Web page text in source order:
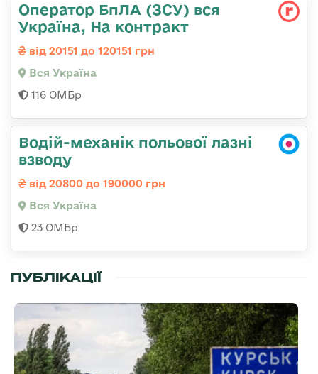
Оператор БпЛА (ЗСУ) вся
Україна, На контракт
від 20151 до 120151 грн
Вся Україна
116 ОМБр
Водій-механік польової лазні
взводу
від 20800 до 190000 грн
Вся Україна
23 ОМБр
ПУБЛІКАЦІЇ